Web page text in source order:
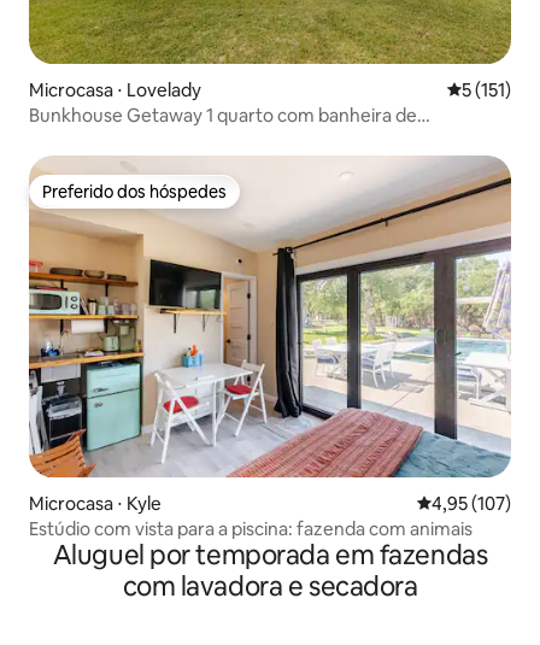
Microcasa ⋅ Lovelady 5 de uma
5 (151)
Bunkhouse Getaway 1 quarto com banheira de
Preferido dos hóspedes
Preferido dos hóspedes
Microcasa ⋅ Kyle 4,95 de uma
4,95 (107)
Estúdio com vista para a piscina: fazenda com animais
Aluguel por temporada em fazendas
com lavadora e secadora